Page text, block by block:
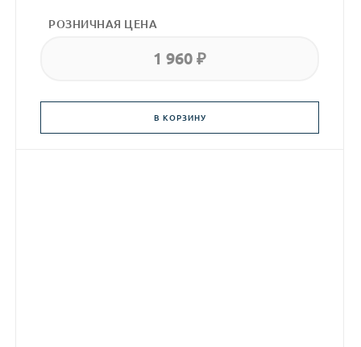
РОЗНИЧНАЯ ЦЕНА
1 960 ₽
В КОРЗИНУ